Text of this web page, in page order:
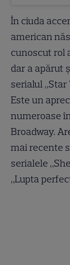
În ciuda
american
cunoscut rol
dar a apărut
serialul
Este un
numeroase
Broadway.
mai recente
serialele
„Lupta